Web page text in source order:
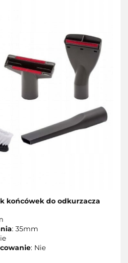
końcówek do odkurzacza
: 35mm
: Nie